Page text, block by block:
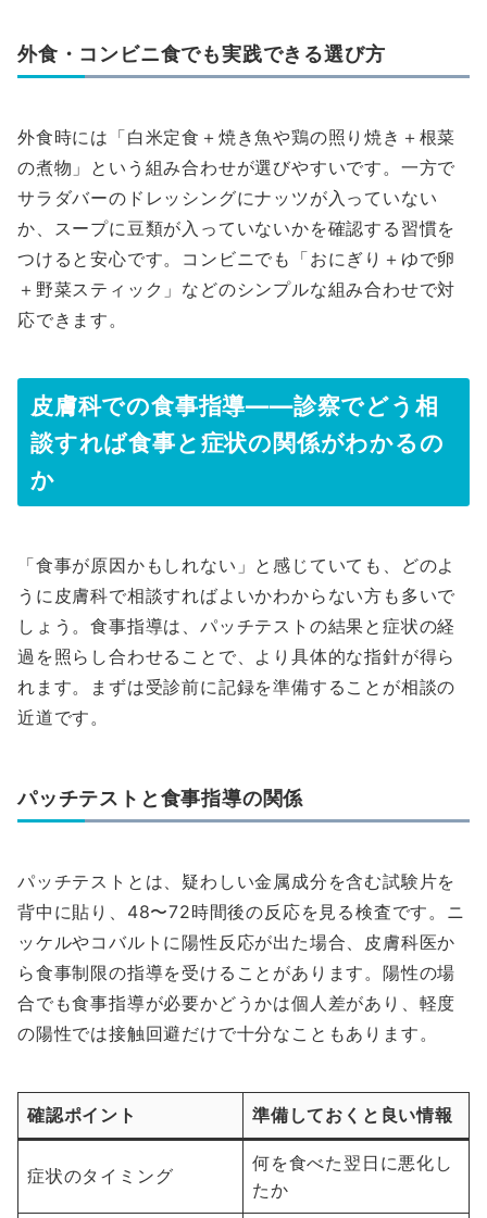
外食・コンビニ食でも実践できる選び方
外食時には「白米定食＋焼き魚や鶏の照り焼き＋根菜
の煮物」という組み合わせが選びやすいです。一方で
サラダバーのドレッシングにナッツが入っていない
か、スープに豆類が入っていないかを確認する習慣を
つけると安心です。コンビニでも「おにぎり＋ゆで卵
＋野菜スティック」などのシンプルな組み合わせで対
応できます。
皮膚科での食事指導――診察でどう相
談すれば食事と症状の関係がわかるの
か
「食事が原因かもしれない」と感じていても、どのよ
うに皮膚科で相談すればよいかわからない方も多いで
しょう。食事指導は、パッチテストの結果と症状の経
過を照らし合わせることで、より具体的な指針が得ら
れます。まずは受診前に記録を準備することが相談の
近道です。
パッチテストと食事指導の関係
パッチテストとは、疑わしい金属成分を含む試験片を
背中に貼り、48〜72時間後の反応を見る検査です。ニ
ッケルやコバルトに陽性反応が出た場合、皮膚科医か
ら食事制限の指導を受けることがあります。陽性の場
合でも食事指導が必要かどうかは個人差があり、軽度
の陽性では接触回避だけで十分なこともあります。
確認ポイント 準備しておくと良い情報
症状のタイミング
何を食べた翌日に悪化し
たか